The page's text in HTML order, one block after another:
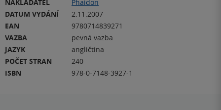
NAKLADATEL
Phaidon
DATUM VYDÁNÍ
2.11.2007
EAN
9780714839271
VAZBA
pevná vazba
JAZYK
angličtina
POČET STRAN
240
ISBN
978-0-7148-3927-1